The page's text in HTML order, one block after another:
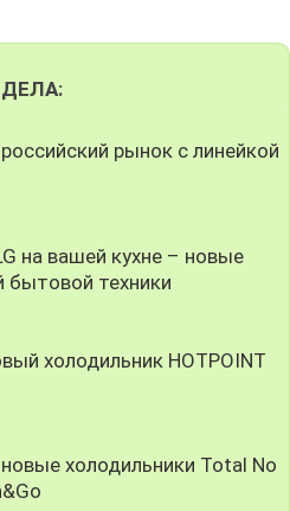
рынок с линейкой
на вашей кухне – новые
бытовой техники
холодильник HOTPOINT
холодильники Total No